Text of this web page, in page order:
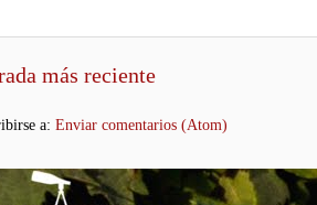
más reciente
a: Enviar comentarios (Atom)